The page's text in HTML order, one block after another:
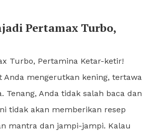
Pertamax Turbo,
Turbo, Pertamina Ketar-ketir!
mengerutkan kening, tertawa
Tenang, Anda tidak salah baca dan
tidak akan memberikan resep
mantra dan jampi-jampi. Kalau